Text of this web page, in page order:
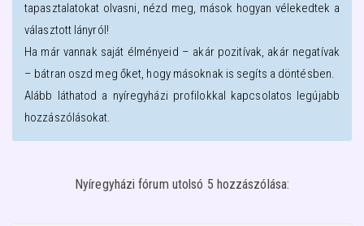
tapasztalatokat olvasni, nézd meg, mások hogyan vélekedtek a
választott lányról!
Ha már vannak saját élményeid – akár pozitívak, akár negatívak
– bátran oszd meg őket, hogy másoknak is segíts a döntésben.
Alább láthatod a nyíregyházi profilokkal kapcsolatos legújabb
hozzászólásokat.
Nyíregyházi fórum utolsó 5 hozzászólása: